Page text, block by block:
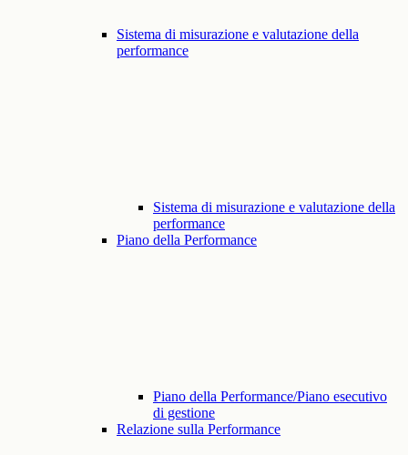
Sistema di misurazione e valutazione della
performance
Sistema di misurazione e valutazione della
performance
Piano della Performance
Piano della Performance/Piano esecutivo
di gestione
Relazione sulla Performance